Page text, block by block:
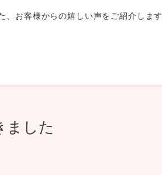
トー
ショップブログ
、お客様からの嬉しい声をご紹介します
ました